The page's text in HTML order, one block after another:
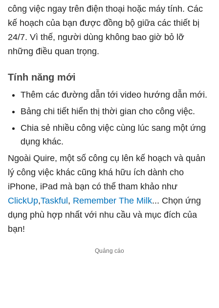
công việc ngay trên điện thoại hoặc máy tính. Các
kế hoạch của bạn được đồng bộ giữa các thiết bị
24/7. Vì thế, người dùng không bao giờ bỏ lỡ
những điều quan trọng.
Tính năng mới
Thêm các đường dẫn tới video hướng dẫn mới.
Bảng chi tiết hiển thị thời gian cho công việc.
Chia sẻ nhiều công việc cùng lúc sang một ứng
dụng khác.
Ngoài Quire, một số công cụ lên kế hoạch và quản
lý công việc khác cũng khá hữu ích dành cho
iPhone, iPad mà bạn có thể tham khảo như
ClickUp,Taskful, Remember The Milk... Chọn ứng
dụng phù hợp nhất với nhu cầu và mục đích của
bạn!